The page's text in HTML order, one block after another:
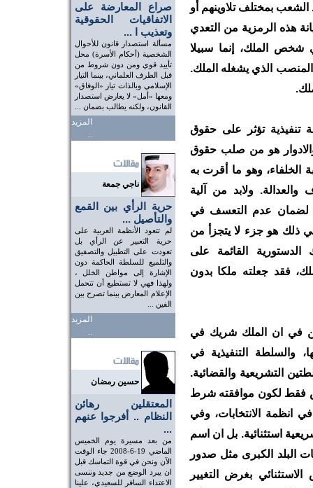
صراع المعارضة على
الاتفاقيات الحقوقية
وتعذيب ا ...
مسألة استصدار قانون للأحوال
الشخصية (أحكام الأسرة) محل
تأييد قوي ومن دون شروط من
قبل الطرف العلماني، بينما التيار
الإسلامي وبالذات تيار «الوفاق»
ومعها «أمل» لا يعارض استصدار
القانون، ولكنه يطالب بضمان ...
المزيد
..
ناجي جمعة
حرية الرأي بين القمع
والتأصيل ...
لم تتعود الأنظمة العربية على
حرية التعبير عن الرأي بل
تعودت على التطبيل والتصفيق
والتلميع للسلطة الحاكمة دون
الإشارة إلى مواطن الخلل ،
ولهذا فهي لا تستطيع أن تتحمل
الإعلام المعارض بينما تصرح بين
الفين ...
المزيد
..
حسين رمضان
المعتقلين رهائن
النظام .. أفرجوا عنهم
...
من بعد مسيرة يوم الخميس
الماضي 19-6-2008 جاء الوقت
الآن ونحن في قوة التماسك قبل
ان يبرد الوضع من جديد وننسى
الاعتداء السافر للسعيدي، علينا
الشعب بمختلف تلاوينهم أو
هذه الرمزية من التعدي
شخص الملك، إنما سبيلا
المنصب الذي يشغله الملك.
تنفيذية تؤثر على حقوق
هو من صلب حقوق
الخلفاء، وهو ما أقرت به
ولابد من آلية
لضمان عدم التعسف في
ذلك هو جزء لا يتجزأ من
الدستورية القائمة على
فقد جعلته ملكا بدون
في ان الملك شريك في
والسلطة التنفيذية في
التشريعية والقضائية.
فقط لكون موافقته شرط
انظمة الانتخابات، وفي
استثنائية. بل ان اسم
البلد الكبرى مثل صدور
الاستثنائي بغرض التغيير